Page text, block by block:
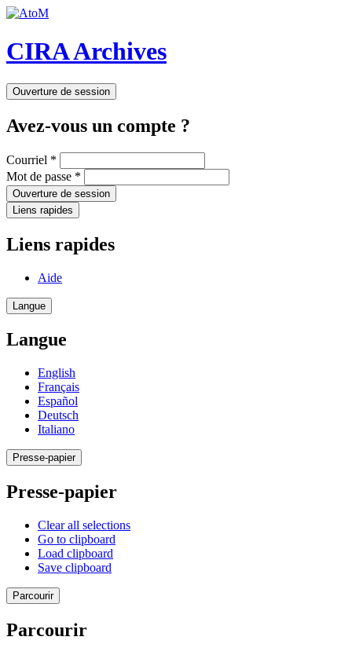
CIRA Archives
Ouverture de session
Avez-vous un compte ?
Courriel *
Mot de passe *
Ouverture de session
Liens rapides
Liens rapides
Aide
Langue
Langue
English
Français
Español
Deutsch
Italiano
Presse-papier
Presse-papier
Clear all selections
Go to clipboard
Load clipboard
Save clipboard
Parcourir
Parcourir